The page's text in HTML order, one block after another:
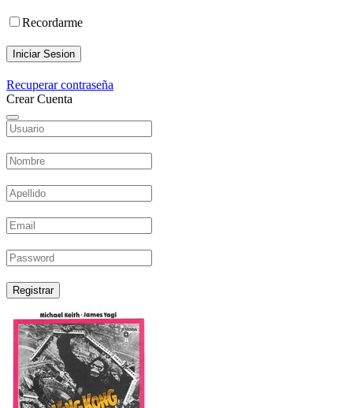
Recordarme
Iniciar Sesion
Recuperar contraseña
Crear Cuenta
Registrar